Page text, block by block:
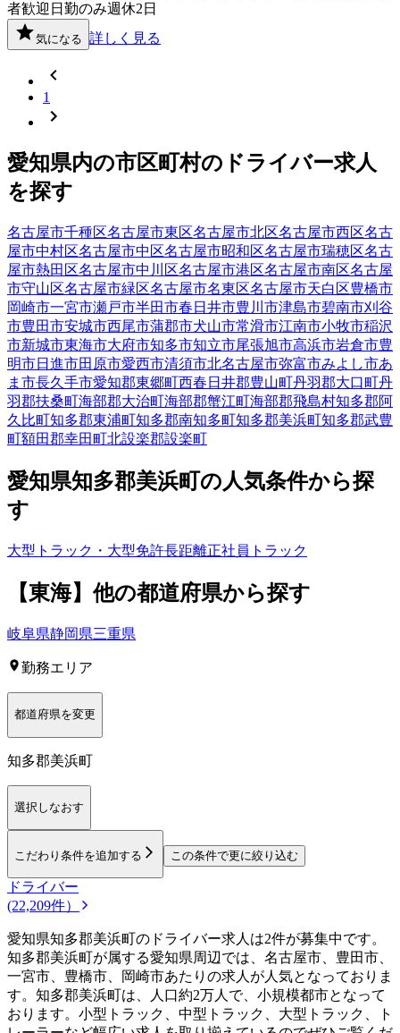
者歓迎 日勤のみ週休2日
気になる 詳しく見る
1
愛知県内の市区町村の ドライバー求人
を探す
名古屋市千種区名古屋市東区名古屋市北区名古屋市西区名古
屋市中村区名古屋市中区名古屋市昭和区名古屋市瑞穂区名古
屋市熱田区名古屋市中川区名古屋市港区名古屋市南区名古屋
市守山区名古屋市緑区名古屋市名東区名古屋市天白区豊橋市
岡崎市一宮市瀬戸市半田市春日井市豊川市津島市碧南市刈谷
市豊田市安城市西尾市蒲郡市犬山市常滑市江南市小牧市稲沢
市新城市東海市大府市知多市知立市尾張旭市高浜市岩倉市豊
明市日進市田原市愛西市清須市北名古屋市弥富市みよし市あ
ま市長久手市愛知郡東郷町西春日井郡豊山町丹羽郡大口町丹
羽郡扶桑町海部郡大治町海部郡蟹江町海部郡飛島村知多郡阿
久比町知多郡東浦町知多郡南知多町知多郡美浜町知多郡武豊
町額田郡幸田町北設楽郡設楽町
愛知県知多郡美浜町 の人気条件から探
す
大型トラック・大型免許長距離正社員 トラック
【東海】他の都道府県から探す
岐阜県静岡県三重県
勤務エリア
都道府県を変更
知多郡美浜町
選択しなおす
こだわり条件を追加する この条件で更に絞り込む
ドライバー
(22,209件）
愛知県知多郡美浜町のドライバー求人は2件が募集中です。
知多郡美浜町が属する愛知県周辺では、名古屋市、豊田市、
一宮市、豊橋市、岡崎市あたりの求人が人気となっておりま
す。知多郡美浜町は、人口約2万人で、小規模都市となって
おります。小型トラック、中型トラック、大型トラック、ト